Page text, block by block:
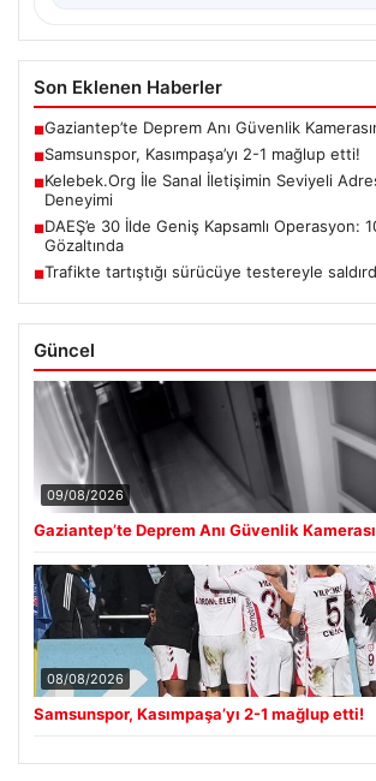
Son Eklenen Haberler
■Gaziantep’te Deprem Anı Güvenlik
■Samsunspor, Kasımpaşa’yı 2-1 mağlup etti!
■Kelebek.Org İle Sanal İletişimin Seviyeli
Deneyimi
■DAEŞ’e 30 İlde Geniş Kapsamlı Operasyon:
Gözaltında
■Trafikte tartıştığı sürücüye testereyle
Güncel
09/08/2026
Gaziantep’te Deprem Anı Güvenlik
08/08/2026
Samsunspor, Kasımpaşa’yı 2-1 mağlup etti!